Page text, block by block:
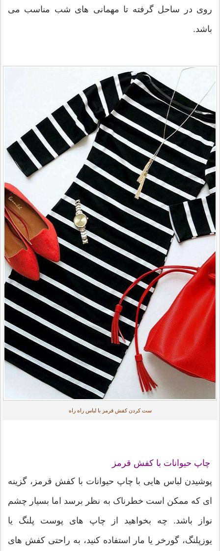
روی در ساحل گرفته تا مهمانی های شب مناسب می
باشد.
ست کردن کفش قرمز با لباس راه راه
چاپ حیوانات با کفش قرمز
پوشیدن لباس هایی با چاپ حیوانات با کفش قرمز، گزینه
ای که ممکن است خطرناک به نظر برسد اما بسیار چشم
نواز باشد. چه بخواهید از چاپ های پوست پلنگ یا
یوزپلنگ، گورخر یا مار استفاده کنید، به راحتی کفش های